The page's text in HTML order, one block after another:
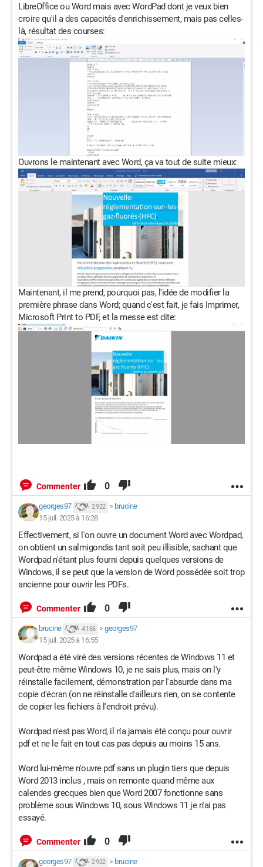
LibreOffice ou Word mais avec WordPad dont je veux bien
croire qu'il a des capacités d'enrichissement, mais pas celles-
là, résultat des courses:
Ouvrons le maintenant avec Word, ça va tout de suite mieux:
Maintenant, il me prend, pourquoi pas, l'idée de modifier la
première phrase dans Word; quand c'est fait, je fais Imprimer,
Microsoft Print to PDF, et la messe est dite:
Commenter 0
georges97 2 922 > brucine
15 juil. 2025 à 16:28
Effectivement, si l'on ouvre un document Word avec Wordpad,
on obtient un salmigondis tant soit peu illisible, sachant que
Wordpad n'étant plus fourni depuis quelques versions de
Windows, il se peut que la version de Word possédée soit trop
ancienne pour ouvrir les PDFs.
Commenter 0
brucine 4 166 > georges97
15 juil. 2025 à 16:55
Wordpad a été viré des versions récentes de Windows 11 et
peut-être même Windows 10, je ne sais plus, mais on l'y
réinstalle facilement, démonstration par l'absurde dans ma
copie d'écran (on ne réinstalle d'ailleurs rien, on se contente
de copier les fichiers à l'endroit prévu).
Wordpad n'est pas Word, il n'a jamais été conçu pour ouvrir
pdf et ne le fait en tout cas pas depuis au moins 15 ans.
Word lui-même n'ouvre pdf sans un plugin tiers que depuis
Word 2013 inclus , mais on remonte quand même aux
calendes grecques bien que Word 2007 fonctionne sans
problème sous Windows 10, sous Windows 11 je n'ai pas
essayé.
Commenter 0
georges97 2 922 > brucine